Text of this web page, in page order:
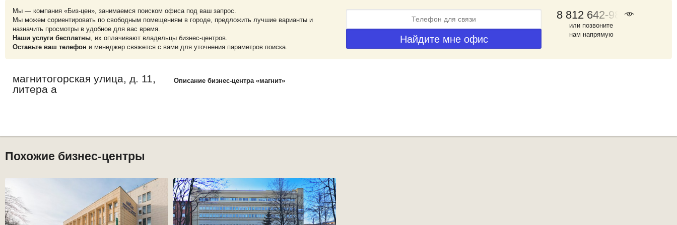
Мы — компания «Биз-цен», занимаемся поиском офиса под ваш запрос.
Мы можем сориентировать по свободным помещениям в городе, предложить лучшие варианты и
назначить просмотры в удобное для вас время.
Наши услуги бесплатны, их оплачивают владельцы бизнес-центров.
Оставьте ваш телефон и менеджер свяжется с вами для уточнения параметров поиска.
8 812 642-98-46
или позвоните
нам напрямую
магнитогорская улица, д. 11,
литера а
Описание бизнес-центра «магнит»
Похожие бизнес-центры